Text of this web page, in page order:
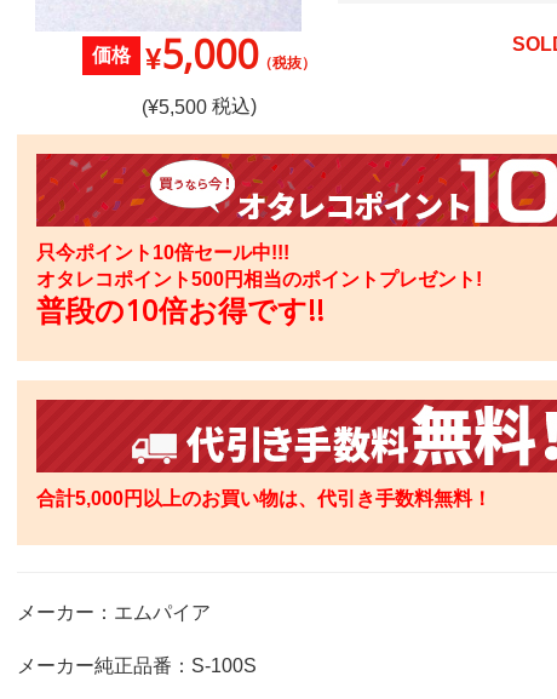
価格 ¥5,000（税抜）
(¥5,500税込)
只今ポイント10倍セール中!!!
オタレコポイント500円相当のポイントプレゼント!
普段の10倍お得です!!
合計5,000円以上のお買い物は、代引き手数料無料！
メーカー：エムパイア
メーカー純正品番：S-100S